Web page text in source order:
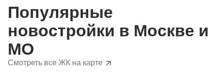
Популярные
новостройки в Москве и
МО
Смотреть все ЖК на карте